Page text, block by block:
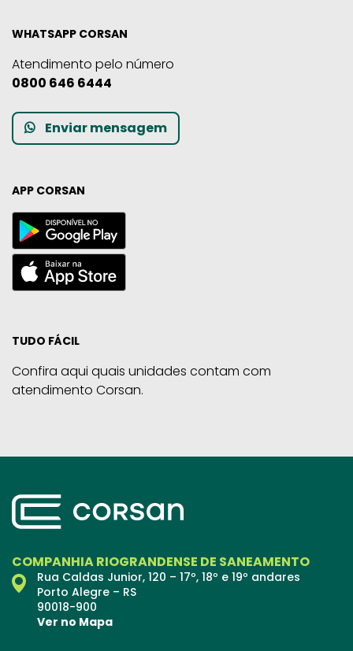
WHATSAPP CORSAN
Atendimento pelo número
0800 646 6444
Enviar mensagem
APP CORSAN
TUDO FÁCIL
Confira aqui quais unidades contam com
atendimento Corsan.
COMPANHIA RIOGRANDENSE DE SANEAMENTO
Rua Caldas Junior, 120 – 17º, 18º e 19º andares
Porto Alegre – RS
90018-900
Ver no Mapa